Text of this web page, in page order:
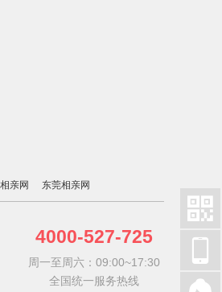
亲网 东莞相亲网
4000-527-725
周一至周六：09:00~17:30
全国统一服务热线
